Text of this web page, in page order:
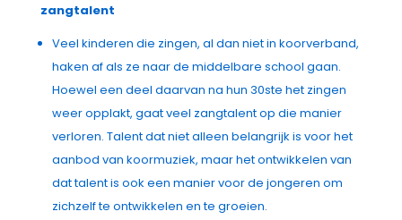
zangtalent
Veel kinderen die zingen, al dan niet in koorverband,
haken af als ze naar de middelbare school gaan.
Hoewel een deel daarvan na hun 30ste het zingen
weer opplakt, gaat veel zangtalent op die manier
verloren. Talent dat niet alleen belangrijk is voor het
aanbod van koormuziek, maar het ontwikkelen van
dat talent is ook een manier voor de jongeren om
zichzelf te ontwikkelen en te groeien.